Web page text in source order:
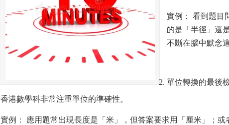
實例： 看到題目
的是「半徑」還
不斷在腦中默念
單位轉換的最後
香港數學科非常注重單位的準確性。
實例： 應用題常出現長度是「米」，但答案要求用「厘米」；